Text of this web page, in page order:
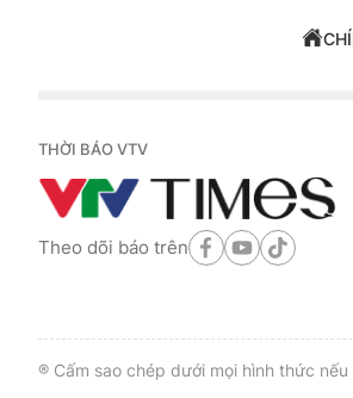
THỜI BÁO VTV
Theo dõi báo trên
® Cấm sao chép dưới mọi hình thức